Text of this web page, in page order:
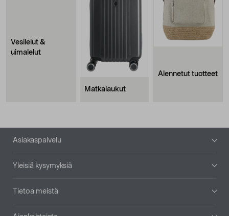
Vesilelut &
uimalelut
Matkalaukut
Alennetut tuotteet
Alatunniste
Asiakaspalvelu
Yleisiä kysymyksiä
Tietoa meistä